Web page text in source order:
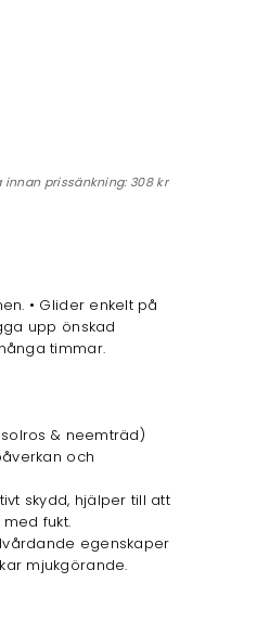
innan prissänkning: 308 kr
• Glider enkelt på
upp önskad
timmar.
& neemträd)
och
skydd, hjälper till att
fukt.
egenskaper
mjukgörande.